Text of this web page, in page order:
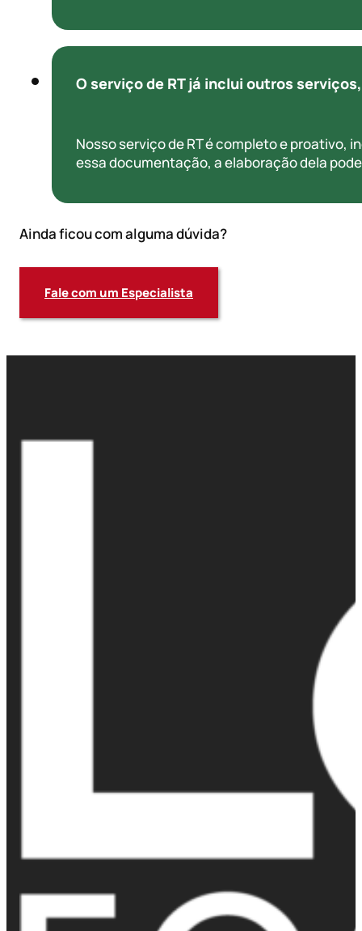
O serviço de RT já inclui outros
Nosso serviço de RT é completo e proativo,
essa documentação, a elaboração dela
Ainda ficou com alguma dúvida?
Fale com um Especialista